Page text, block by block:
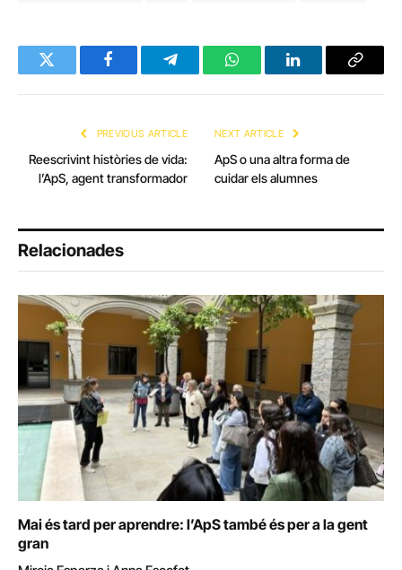
Twitter FacebookTelegramWhatsAppLinkedInCopy
PREVIOUS ARTICLE
Reescrivint històries de vida:
l’ApS, agent transformador
NEXT ARTICLE
ApS o una altra forma de
cuidar els alumnes
Relacionades
Mai és tard per aprendre: l’ApS també és per a la gent
gran